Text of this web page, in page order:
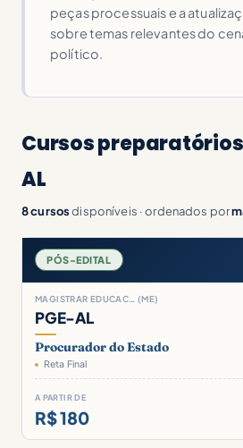
peças processuais e a
sobre temas relevantes do
político.
Cursos preparatórios
AL
8 cursosdisponíveis · ordenados por
PÓS-EDITAL
MAGISTRAR EDUCAC… (ME)
PGE-AL
Procurador do Estado
Reta Final
A PARTIR DE
R$ 180